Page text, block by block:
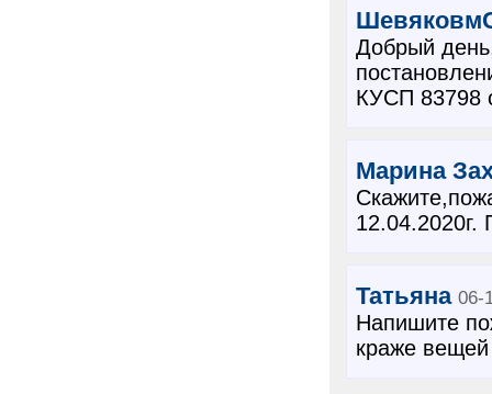
Добрый
КУСП 83798
Марина
12.04.2020г.
Татьяна 06-
Напишите
краже